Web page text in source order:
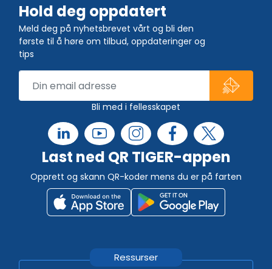
Hold deg oppdatert
Meld deg på nyhetsbrevet vårt og bli den
første til å høre om tilbud, oppdateringer og
tips
Bli med i fellesskapet
Last ned QR TIGER-appen
Opprett og skann QR-koder mens du er på farten
Ressurser